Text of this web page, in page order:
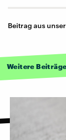
Beitrag aus
Weitere